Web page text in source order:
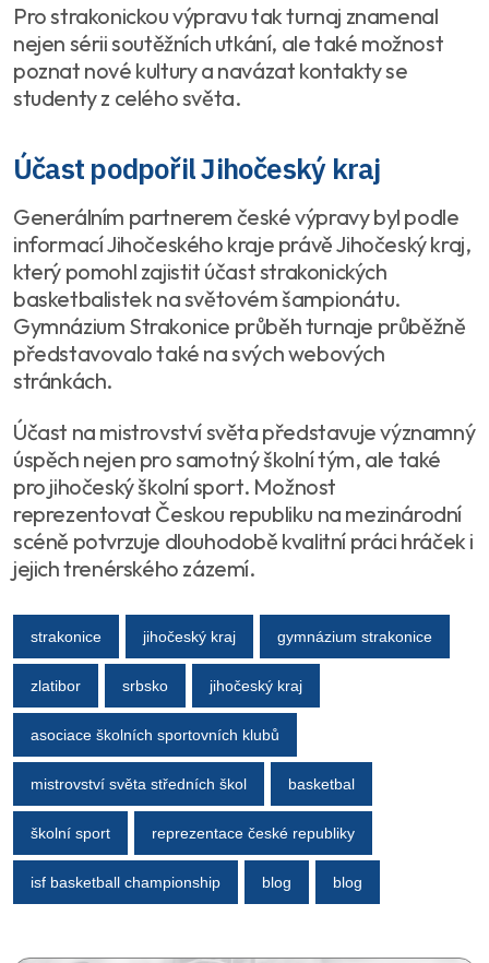
Pro strakonickou výpravu tak turnaj znamenal
nejen sérii soutěžních utkání, ale také možnost
poznat nové kultury a navázat kontakty se
studenty z celého světa.
Účast podpořil Jihočeský kraj
Generálním partnerem české výpravy byl podle
informací Jihočeského kraje právě Jihočeský kraj,
který pomohl zajistit účast strakonických
basketbalistek na světovém šampionátu.
Gymnázium Strakonice průběh turnaje průběžně
představovalo také na svých webových
stránkách.
Účast na mistrovství světa představuje významný
úspěch nejen pro samotný školní tým, ale také
pro jihočeský školní sport. Možnost
reprezentovat Českou republiku na mezinárodní
scéně potvrzuje dlouhodobě kvalitní práci hráček i
jejich trenérského zázemí.
strakonice jihočeský kraj gymnázium strakonice
zlatibor srbsko jihočeský kraj
asociace školních sportovních klubů
mistrovství světa středních škol basketbal
školní sport reprezentace české republiky
isf basketball championship blog blog